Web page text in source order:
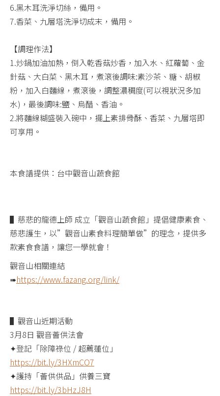
6.黑木耳洗淨切絲，備用。
7.香菜、九層塔洗淨切成末，備用。
【調理作法】
1.炒鍋加油加熱，倒入乾香菇炒香，加入水、紅蘿蔔、金
針菇、大白菜、黑木耳，煮滾後調味:素沙茶、糖、胡椒
粉，加入白麵線，煮滾後，調整濃稠度(可以視狀況多加
水)，最後調味:鹽、烏醋、香油。
2.將麵線糊盛裝入碗中，擺上素排骨酥、香菜、九層塔即
可享用。
本食譜提供：台中觀音山蔬食館
▌慈悲的龍德上師 成立「觀音山蔬食館」提倡健康素食、
慈悲護生，以”觀音山素食料理簡單做”的理念，提供多
款素食食譜，讓您一學就會！
觀音山相關連結
➠https://www.fazang.org/link/
▌觀音山近期活動
3月8日 觀音薈供法會
✦登記「除障祿位 / 超薦蓮位」
https://bit.ly/3HXmCO7
✦護持「薈供供品」供養三寶
https://bit.ly/3bHzJ8H